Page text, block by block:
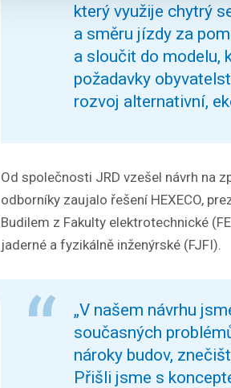
který využije chytrý
a směru jízdy za
a sloučit do modelu,
požadavky
rozvoj alternativní,
Od společnosti JRD vzešel návrh na
odborníky zaujalo řešení HEXECO,
Budilem z Fakulty elektrotechnické
jaderné a fyzikálně inženýrské (FJFI).
„V našem návrhu
současných
nároky budov,
Přišli jsme s